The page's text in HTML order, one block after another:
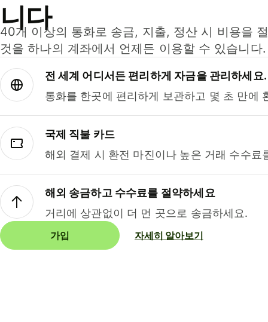
니다
40개 이상의 통화로 송금, 지출, 정산 시 비용을
것을 하나의 계좌에서 언제든 이용할 수 있습니다.
전 세계 어디서든 편리하게 자금을 관리하세요.
통화를 한곳에 편리하게 보관하고 몇 초 만에
국제 직불 카드
해외 결제 시 환전 마진이나 높은 거래 수수료
해외 송금하고 수수료를 절약하세요
거리에 상관없이 더 먼 곳으로 송금하세요.
가입 자세히 알아보기